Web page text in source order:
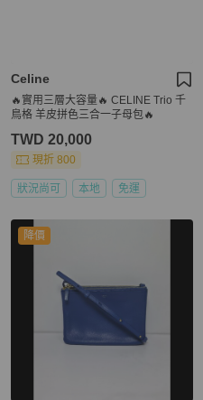
Celine
🔥實用三層大容量🔥 CELINE Trio 千
鳥格 羊皮拼色三合一子母包🔥
TWD 20,000
現折 800
狀況尚可 本地 免運
降價